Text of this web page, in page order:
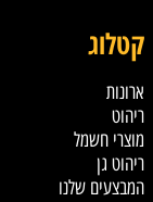
קטלוג
ארונות
ריהוט
מוצרי חשמל
ריהוט גן
המבצעים שלנו